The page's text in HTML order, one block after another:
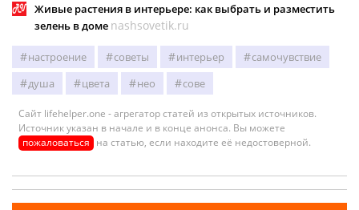
Живые растения в интерьере: как выбрать и разместить
зелень в доме nashsovetik.ru
настроение советы интерьер
самочувствие
душа
цвета нео сове
Сайт lifehelper.one - агрегатор статей из открытых источников.
Источник указан в начале и в конце анонса. Вы можете
пожаловаться на статью, если находите её недостоверной.